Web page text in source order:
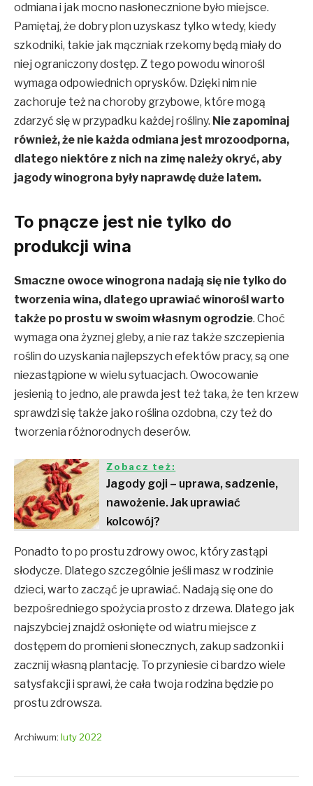
odmiana i jak mocno nasłonecznione było miejsce.
Pamiętaj, że dobry plon uzyskasz tylko wtedy, kiedy
szkodniki, takie jak mączniak rzekomy będą miały do
niej ograniczony dostęp. Z tego powodu winorośl
wymaga odpowiednich oprysków. Dzięki nim nie
zachoruje też na choroby grzybowe, które mogą
zdarzyć się w przypadku każdej rośliny. Nie zapominaj
również, że nie każda odmiana jest mrozoodporna,
dlatego niektóre z nich na zimę należy okryć, aby
jagody winogrona były naprawdę duże latem.
To pnącze jest nie tylko do
produkcji wina
Smaczne owoce winogrona nadają się nie tylko do
tworzenia wina, dlatego uprawiać winorośl warto
także po prostu w swoim własnym ogrodzie. Choć
wymaga ona żyznej gleby, a nie raz także szczepienia
roślin do uzyskania najlepszych efektów pracy, są one
niezastąpione w wielu sytuacjach. Owocowanie
jesienią to jedno, ale prawda jest też taka, że ten krzew
sprawdzi się także jako roślina ozdobna, czy też do
tworzenia różnorodnych deserów.
Zobacz też:
Jagody goji – uprawa, sadzenie,
nawożenie. Jak uprawiać
kolcowój?
Ponadto to po prostu zdrowy owoc, który zastąpi
słodycze. Dlatego szczególnie jeśli masz w rodzinie
dzieci, warto zacząć je uprawiać. Nadają się one do
bezpośredniego spożycia prosto z drzewa. Dlatego jak
najszybciej znajdź osłonięte od wiatru miejsce z
dostępem do promieni słonecznych, zakup sadzonki i
zacznij własną plantację. To przyniesie ci bardzo wiele
satysfakcji i sprawi, że cała twoja rodzina będzie po
prostu zdrowsza.
Archiwum: luty 2022